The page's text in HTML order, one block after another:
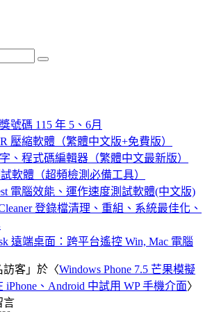
Search
號碼 115 年 5、6月
壓縮軟體（繁體中文版+免費版）
、程式碼編輯器（繁體中文最新版）
軟體（超頻檢測必備工具）
電腦效能、運作速度測試軟體(中文版)
登錄檔清理、重組、系統最佳化、
遠端桌面：跨平台遙控 Win, Mac 電腦
訪客 」於〈Windows Phone 7.5 芒果模擬
iPhone、Android 中試用 WP 手機介面〉
言